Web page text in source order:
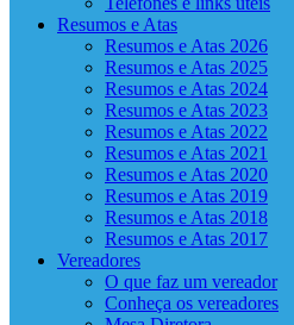
Resumos e Atas
Resumos e Atas 2026
Resumos e Atas 2025
Resumos e Atas 2024
Resumos e Atas 2023
Resumos e Atas 2022
Resumos e Atas 2021
Resumos e Atas 2020
Resumos e Atas 2019
Resumos e Atas 2018
Resumos e Atas 2017
Vereadores
O que faz um vereador
Conheça os vereadores